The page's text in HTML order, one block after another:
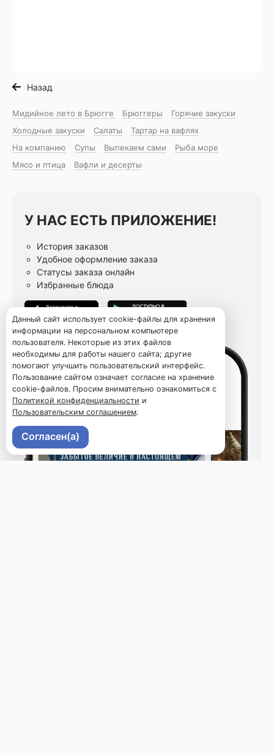
Назад
Мидийное лето в Брюгге Брюггеры
Горячие закуски
Холодные закуски
Салаты
Тартар на вафлях
На компанию
Супы Выпекаем сами
Рыба море
Мясо и птица
Вафли и десерты
У НАС ЕСТЬ ПРИЛОЖЕНИЕ!
История заказов
Удобное оформление заказа
Статусы заказа онлайн
Избранные блюда
Данный сайт использует cookie-файлы для хранения
информации на персональном компьютере
пользователя. Некоторые из этих файлов
необходимы для работы нашего сайта; другие
помогают улучшить пользовательский интерфейс.
Пользование сайтом означает согласие на хранение
cookie-файлов. Просим внимательно ознакомиться с
Политикой конфиденциальности и
Пользовательским соглашением.
Согласен(а)